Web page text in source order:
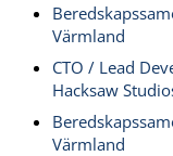
Värmland
CTO / Lead
Hacksaw
Värmland